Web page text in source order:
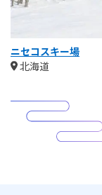
ニセコスキー場
北海道